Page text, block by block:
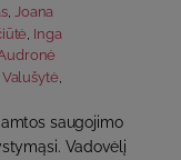
, Joana
Inga
Valušytė
saugojimo
Vadovėlį